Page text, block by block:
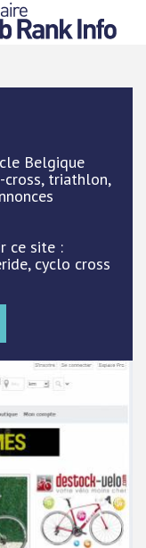
Belgique
cross, triathlon,
ce site :
cyclo cross